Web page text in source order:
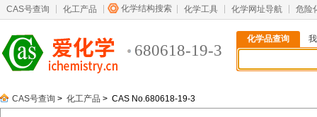
CAS号查询 化工产品 化学结构搜索 化学工具 化学网址导航 危险
680618-19-3
化学品查询
CAS号查询 > 化工产品 > CAS No.680618-19-3